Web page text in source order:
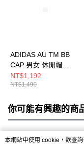
ADIDAS AU TM BB
CAP 男女 休閒帽
KF0714
NT$1,192
NT$1,490
你可能有興趣的商
本網站中使用 cookie，欲查